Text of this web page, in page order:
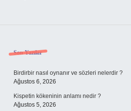
Sidebar
Son Yazılar
Birdirbir nasıl oynanır ve sözleri nelerdir ?
Ağustos 6, 2026
Kispetin kökeninin anlamı nedir ?
Ağustos 5, 2026